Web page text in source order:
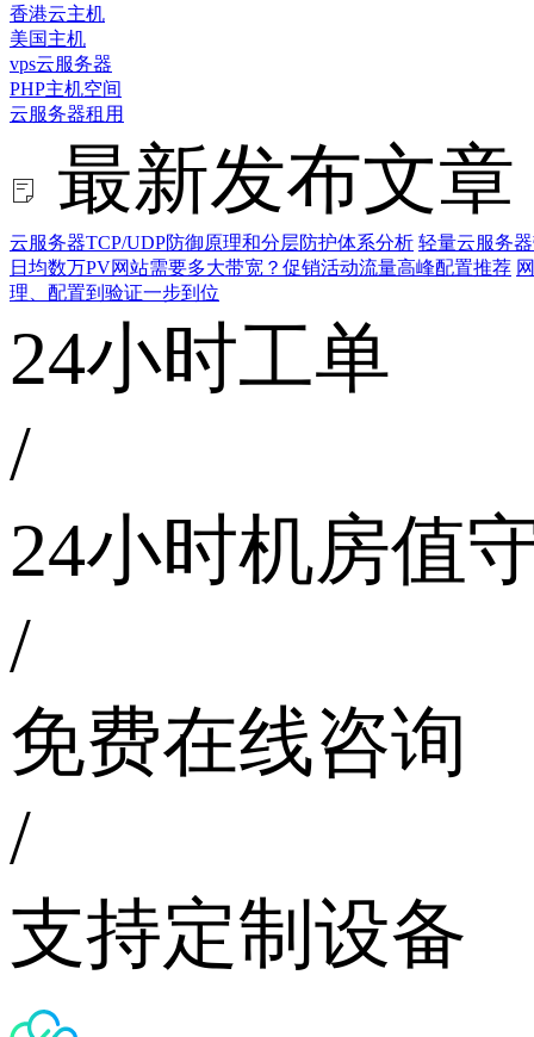
香港云主机
美国主机
vps云服务器
PHP主机空间
云服务器租用
最新发布文章
云服务器TCP/UDP防御原理和分层防护体系分析 轻量云服务
日均数万PV网站需要多大带宽？促销活动流量高峰配置推荐
理、配置到验证一步到位
24小时工单
/
24小时机房值
/
免费在线咨询
/
支持定制设备